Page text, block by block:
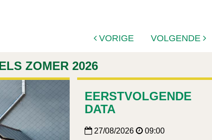
VORIGE VOLGENDE
ZOMER 2026
EERSTVOLGENDE
DATA
27/08/2026
09:00